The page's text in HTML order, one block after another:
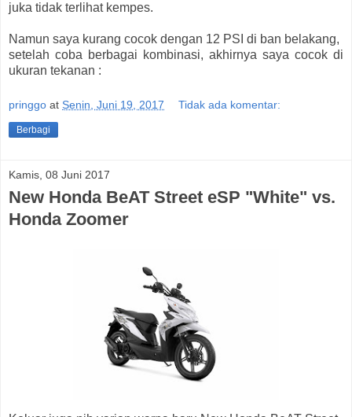
juka tidak terlihat kempes.
Namun saya kurang cocok dengan 12 PSI di ban belakang,
setelah coba berbagai kombinasi, akhirnya saya cocok di
ukuran tekanan :
pringgo at Senin, Juni 19, 2017 Tidak ada komentar:
Berbagi
Kamis, 08 Juni 2017
New Honda BeAT Street eSP "White" vs.
Honda Zoomer